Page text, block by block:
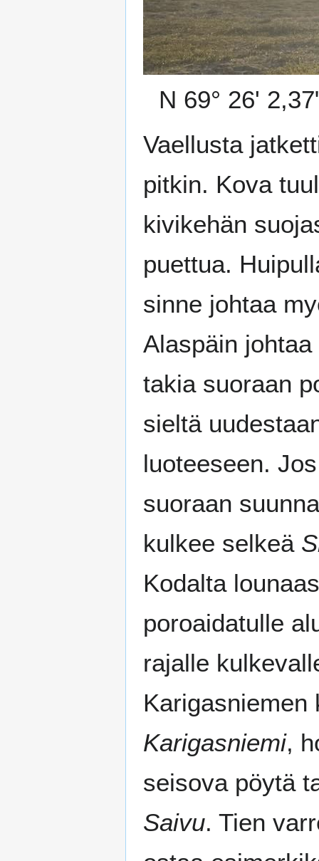
N 69° 26'
Vaellusta
pitkin. Kova
kivikehän
puettua.
sinne johtaa
Alaspäin
takia suoraan
sieltä
luoteeseen.
suoraan
kulkee selkeä
Kodalta
poroaidatulle
rajalle
Karigasniemi,
seisova pöytä
Saivu. Tien